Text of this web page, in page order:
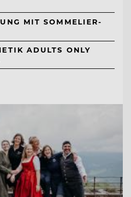
MIT SOMMELIER-
ADULTS ONLY